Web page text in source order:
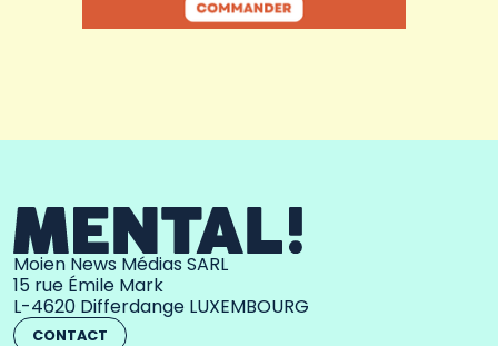
Moien News Médias SARL
15 rue Émile Mark
L-4620 Differdange LUXEMBOURG
CONTACT